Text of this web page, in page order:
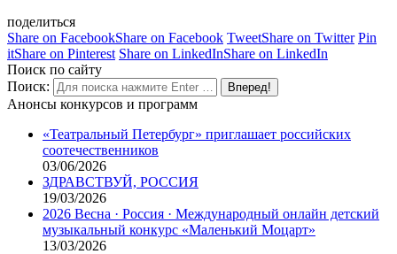
поделиться
Share on FacebookShare on Facebook TweetShare on Twitter Pin
itShare on Pinterest Share on LinkedInShare on LinkedIn
Поиск по сайту
Поиск:
Анонсы конкурсов и программ
«Театральный Петербург» приглашает российских
соотечественников
03/06/2026
ЗДРАВСТВУЙ, РОССИЯ
19/03/2026
2026 Весна · Россия · Международный онлайн детский
музыкальный конкурс «Маленький Моцарт»
13/03/2026